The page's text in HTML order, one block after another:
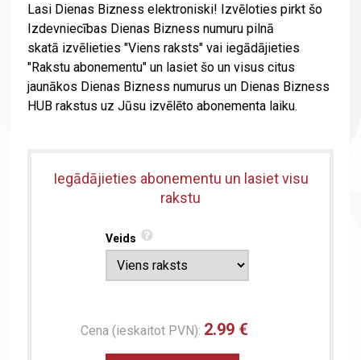
Lasi Dienas Bizness elektroniski! Izvēloties pirkt šo
Izdevniecības Dienas Bizness numuru pilnā
skatā izvēlieties "Viens raksts" vai iegādājieties
"Rakstu abonementu" un lasiet šo un visus citus
jaunākos Dienas Bizness numurus un Dienas Bizness
HUB rakstus uz Jūsu izvēlēto abonementa laiku.
Iegādājieties abonementu un lasiet visu
rakstu
Veids
Cena (ieskaitot PVN): 2.99 €